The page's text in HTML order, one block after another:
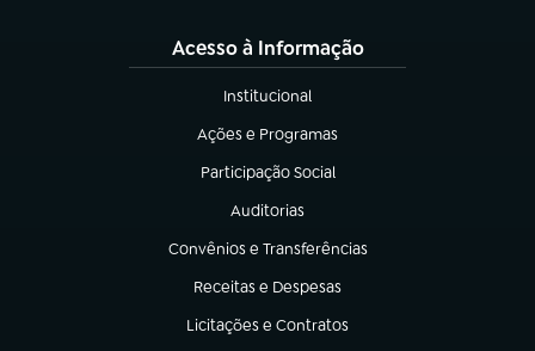
Acesso à Informação
Institucional
(abre em nova aba)
Ações e Programas
(abre em nova aba)
Participação Social
(abre em nova aba)
Auditorias
(abre em nova aba)
Convênios e Transferências
(abre em nova aba)
Receitas e Despesas
(abre em nova aba)
Licitações e Contratos
(abre em nova aba)